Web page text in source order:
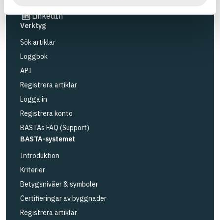
LinkedIn
Länk till annan webbplats
Verktyg
Sök artiklar
Loggbok
API
Registrera artiklar
Logga in
Registrera konto
BASTAs FAQ (Support)
BASTA-systemet
Introduktion
Kriterier
Betygsnivåer & symboler
Certifieringar av byggnader
Registrera artiklar